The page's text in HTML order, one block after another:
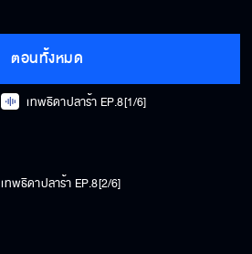
ตอนทั้งหมด
เทพธิดาปลาร้า EP.8[1/6]
เทพธิดาปลาร้า EP.8[2/6]